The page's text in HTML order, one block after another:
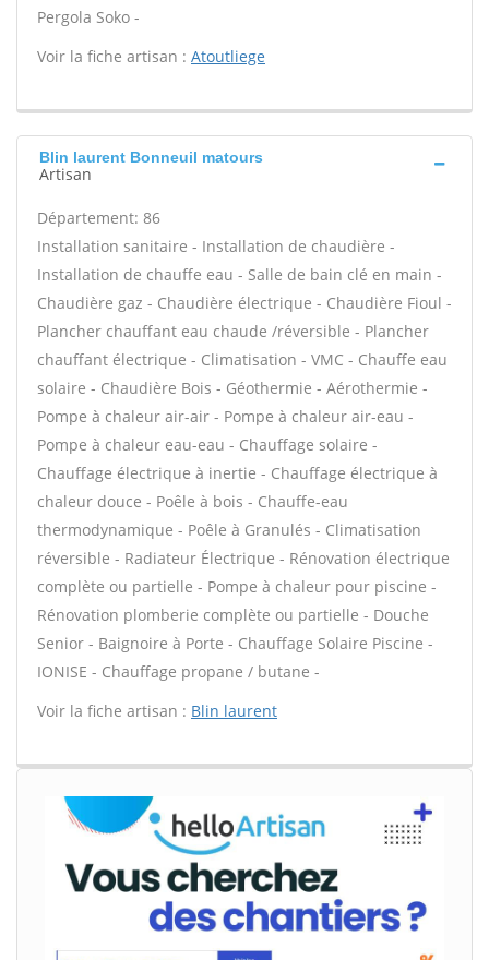
Pergola Soko -
Voir la fiche artisan : Atoutliege
Blin laurent Bonneuil matours
Artisan
Département: 86
Installation sanitaire - Installation de chaudière -
Installation de chauffe eau - Salle de bain clé en main -
Chaudière gaz - Chaudière électrique - Chaudière Fioul -
Plancher chauffant eau chaude /réversible - Plancher
chauffant électrique - Climatisation - VMC - Chauffe eau
solaire - Chaudière Bois - Géothermie - Aérothermie -
Pompe à chaleur air-air - Pompe à chaleur air-eau -
Pompe à chaleur eau-eau - Chauffage solaire -
Chauffage électrique à inertie - Chauffage électrique à
chaleur douce - Poêle à bois - Chauffe-eau
thermodynamique - Poêle à Granulés - Climatisation
réversible - Radiateur Électrique - Rénovation électrique
complète ou partielle - Pompe à chaleur pour piscine -
Rénovation plomberie complète ou partielle - Douche
Senior - Baignoire à Porte - Chauffage Solaire Piscine -
IONISE - Chauffage propane / butane -
Voir la fiche artisan : Blin laurent